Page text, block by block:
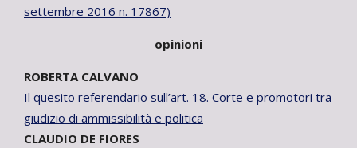
settembre 2016 n. 17867)
opinioni
ROBERTA CALVANO
Il quesito referendario sull’art. 18. Corte e promotori tra
giudizio di ammissibilità e politica
CLAUDIO DE FIORES